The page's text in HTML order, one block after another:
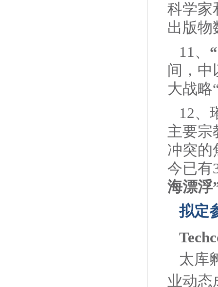
科学家
出版物
11、
间，中
大战略
12、
主要宗
冲突的
今已有
海漂浮
拟定
太库
业动态